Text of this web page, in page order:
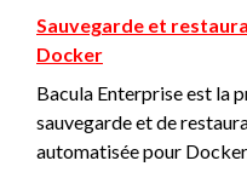
Sauvegarde et
Docker
Bacula Enterprise est la
sauvegarde et de
automatisée pour